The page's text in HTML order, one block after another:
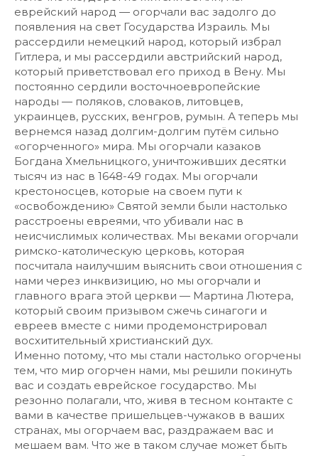
еврейский народ — огорчали вас задолго до
появления на свет Государства Израиль. Мы
рассердили немецкий народ, который избрал
Гитлера, и мы рассердили австрийский народ,
который приветствовал его приход в Вену. Мы
постоянно сердили восточноевропейские
народы — поляков, словаков, литовцев,
украинцев, русских, венгров, румын. А теперь мы
вернемся назад долгим-долгим путём сильно
«огорченного» мира. Мы огорчали казаков
Богдана Хмельницкого, уничтоживших десятки
тысяч из нас в 1648-49 годах. Мы огорчали
крестоносцев, которые на своем пути к
«освобождению» Святой земли были настолько
расстроены евреями, что убивали нас в
неисчислимых количествах. Мы веками огорчали
римско-католическую церковь, которая
посчитала наилучшим выяснить свои отношения c
нами через инквизицию, но мы огорчали и
главного врага этой церкви — Мартина Лютера,
который своим призывом сжечь синагоги и
евреев вместе с ними продемонстрировал
восхитительный христианский дух.
Именно потому, что мы стали настолько огорчены
тем, что мир огорчен нами, мы решили покинуть
вас и создать еврейское государство. Мы
резонно полагали, что, живя в тесном контакте с
вами в качестве пришельцев-чужаков в ваших
странах, мы огорчаем вас, раздражаем вас и
мешаем вам. Что же в таком случае может быть